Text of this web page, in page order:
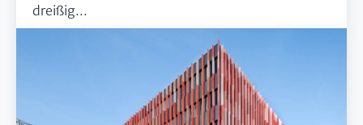
dreißig...